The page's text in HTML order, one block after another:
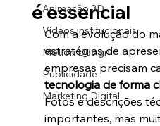
Animação 3D
Vídeos institucionais
Motion Design
Publicidade
Marketing Digital
é essencial
Com a evolução do
estratégias de
empresas precisam
tecnologia de forma
Fotos e descrições
importantes, mas